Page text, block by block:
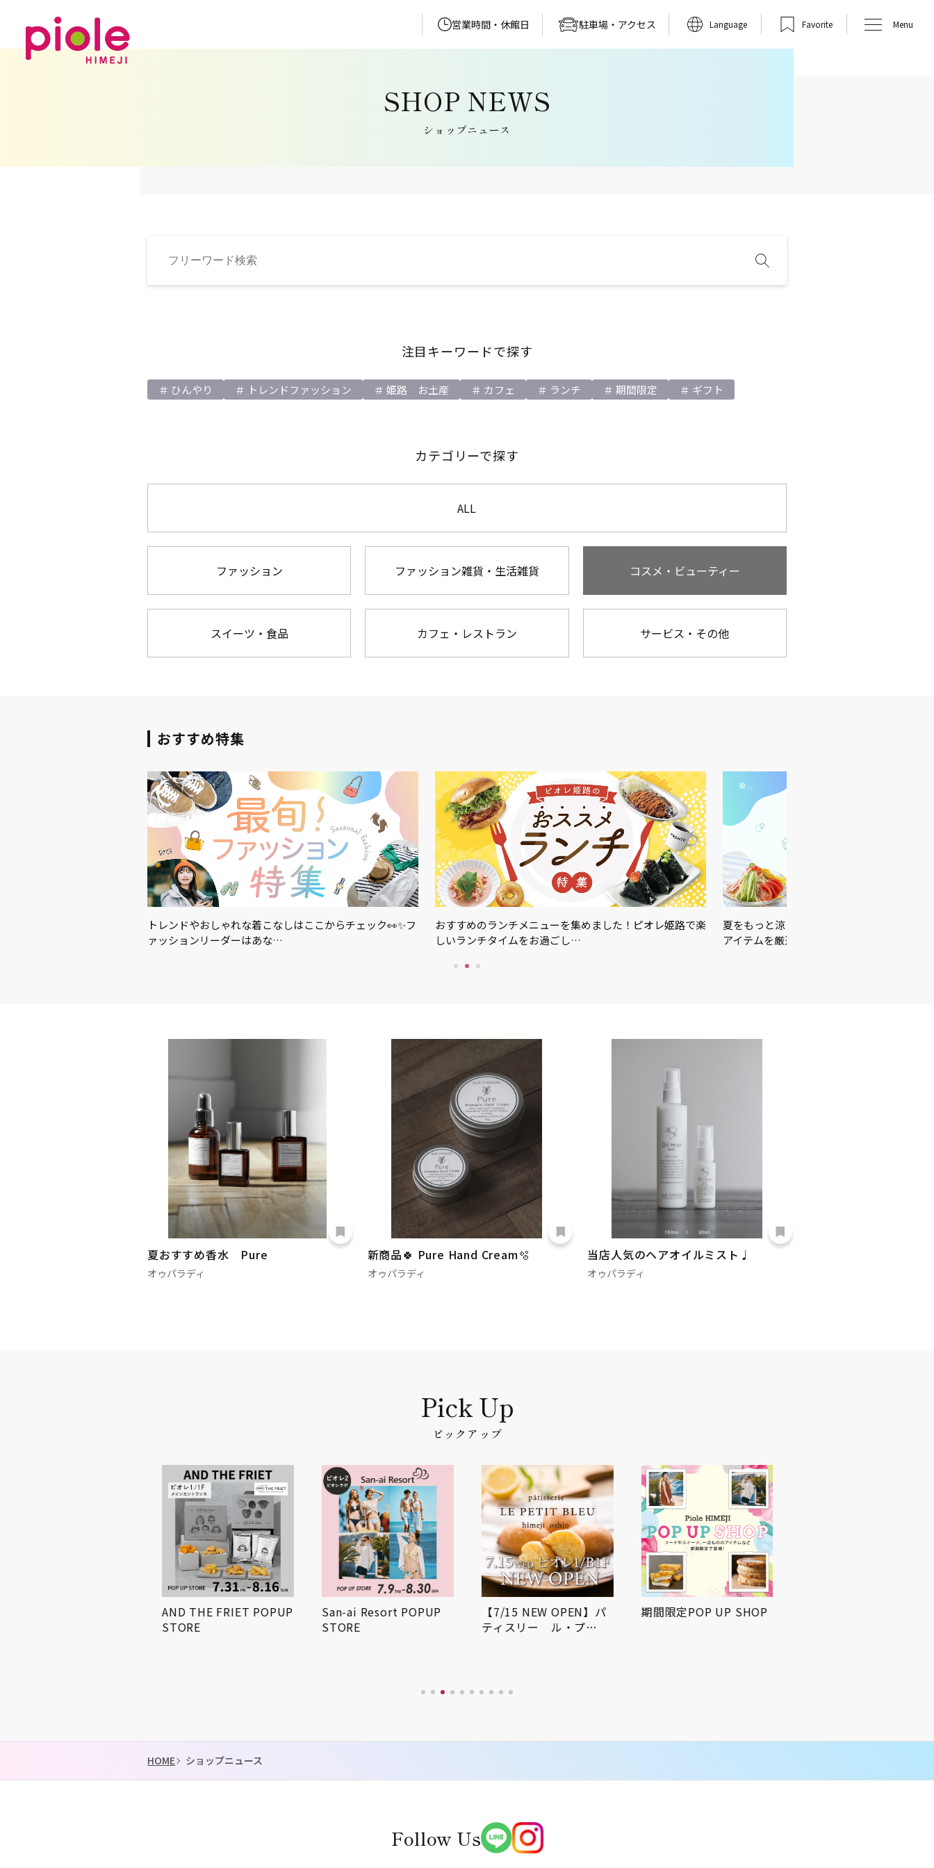
営業時間・休館日 駐車場・アクセス Favorite
Language Menu
ショップニュース
注目キーワードで探す
ひんやり トレンドファッション 姫路 お土産 カフェ ランチ 期間限定 ギフト
カテゴリーで探す
ALL
ファッション ファッション雑貨・生活雑貨 コスメ・ビューティー
スイーツ・食品 カフェ・レストラン サービス・その他
おすすめ特集
トレンドやおしゃれな着こなしはここからチェック👀✨フ
ァッションリーダーはあな…
おすすめのランチメニューを集めました！ピオレ姫路で楽
しいランチタイムをお過ごし…
夏をもっと涼しく、もっと快適に！暑さ対
アイテムを厳選しました♪＼…
夏おすすめ香水 Pure
オゥパラディ
新商品🍀 Pure Hand Cream🫧
オゥパラディ
当店人気のヘアオイルミスト♩
オゥパラディ
ピックアップ
AND THE FRIET POPUP
STORE
San-ai Resort POPUP
STORE
【7/15 NEW OPEN】パ
ティスリー ル・プ…
期間限定POP UP SHOP
HOME ショップニュース
Follow Us